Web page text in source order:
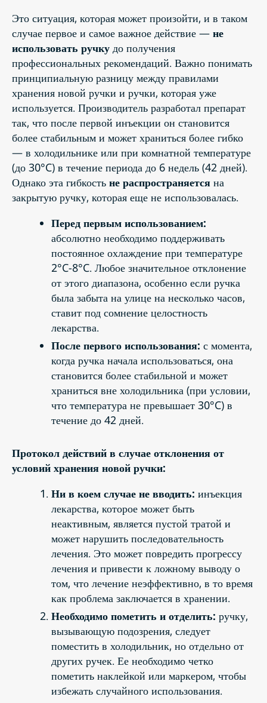
Это ситуация, которая может произойти, и в таком
случае первое и самое важное действие — не
использовать ручку до получения
профессиональных рекомендаций. Важно понимать
принципиальную разницу между правилами
хранения новой ручки и ручки, которая уже
используется. Производитель разработал препарат
так, что после первой инъекции он становится
более стабильным и может храниться более гибко
— в холодильнике или при комнатной температуре
(до 30°C) в течение периода до 6 недель (42 дней).
Однако эта гибкость не распространяется на
закрытую ручку, которая еще не использовалась.
Перед первым использованием:
абсолютно необходимо поддерживать
постоянное охлаждение при температуре
2°C-8°C. Любое значительное отклонение
от этого диапазона, особенно если ручка
была забыта на улице на несколько часов,
ставит под сомнение целостность
лекарства.
После первого использования: с момента,
когда ручка начала использоваться, она
становится более стабильной и может
храниться вне холодильника (при условии,
что температура не превышает 30°C) в
течение до 42 дней.
Протокол действий в случае отклонения от
условий хранения новой ручки:
Ни в коем случае не вводить: инъекция
лекарства, которое может быть
неактивным, является пустой тратой и
может нарушить последовательность
лечения. Это может повредить прогрессу
лечения и привести к ложному выводу о
том, что лечение неэффективно, в то время
как проблема заключается в хранении.
Необходимо пометить и отделить: ручку,
вызывающую подозрения, следует
поместить в холодильник, но отдельно от
других ручек. Ее необходимо четко
пометить наклейкой или маркером, чтобы
избежать случайного использования.